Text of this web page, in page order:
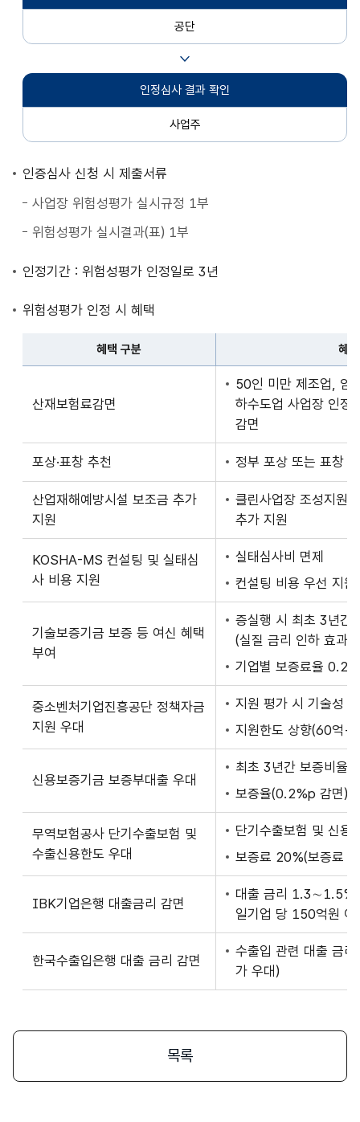
공단
인정심사 결과 확인
사업주
인증심사 신청 시 제출서류
사업장 위험성평가 실시규정 1부
위험성평가 실시결과(표) 1부
인정기간 : 위험성평가 인정일로 3년
위험성평가 인정 시 혜택
혜
내
용
항
목
성
된
인
시
혜
택
표
혜택 구분 혜
산재보험료감면
50인 미만 제조업, 임
하수도업 사업장 인정
감면
포상·표창 추천 정부 포상 또는 표창
산업재해예방시설 보조금 추가
지원
클린사업장 조성지원
추가 지원
KOSHA-MS 컨설팅 및 실태심
사 비용 지원
실태심사비 면제
컨설팅 비용 우선 지
기술보증기금 보증 등 여신 혜택
부여
증실행 시 최초 3년간
(실질 금리 인하 효과)
기업별 보증료율
중소벤처기업진흥공단 정책자금
지원 우대
지원 평가 시 기술성
지원한도 상향(60억
신용보증기금 보증부대출 우대
최초 3년간 보증비율
보증율(0.2%p 감면)
무역보험공사 단기수출보험 및
수출신용한도 우대
단기수출보험 및 신용
보증료 20%(보증료
IBK기업은행 대출금리 감면
대출 금리 1.3∼1.5%
일기업 당 150억원 이
한국수출입은행 대출 금리 감면
수출입 관련 대출 금
가 우대)
목록